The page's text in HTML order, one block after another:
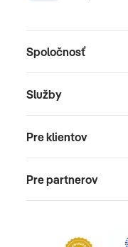
Spoločnosť
Služby
Pre klientov
Pre partnerov